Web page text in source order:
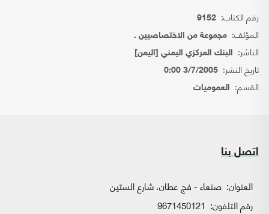
رقم الكتاب: 9152
المؤلف: مجموعة من الاختصاصيين .
الناشر: البنك المركزي اليمني [اليمن]
تاريخ النشر: 3/7/2005 0:00
القسم: العموميات
اتصل بنا
العنوان: صنعاء - فج عطان، شارع الستين
رقم التلفون: 9671450121